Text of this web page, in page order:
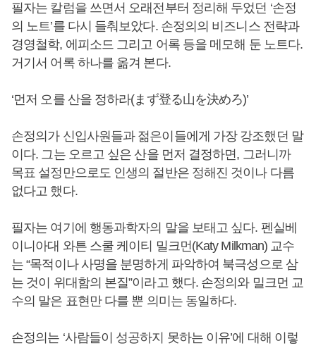
필자는 칼럼을 쓰면서 오래전부터 정리해 두었던 ‘손정
의 노트’를 다시 들춰보았다. 손정의의 비즈니스 전략과
경영철학, 에피소드 그리고 어록 등을 메모해 둔 노트다.
거기서 어록 하나를 옮겨 본다.
‘먼저 오를 산을 정하라(まず登る山を決めろ)’
손정의가 신입사원들과 젊은이들에게 가장 강조했던 말
이다. 그는 오르고 싶은 산을 먼저 결정하면, 그러니까
목표 설정만으로도 인생의 절반은 정해진 것이나 다름
없다고 했다.
필자는 여기에 행동과학자의 말을 보태고 싶다. 펜실베
이니아대 와튼 스쿨 케이티 밀크먼(Katy Milkman) 교수
는 “목적이나 사명을 분명하게 파악하여 북극성으로 삼
는 것이 위대함의 본질”이라고 했다. 손정의와 밀크먼 교
수의 말은 표현만 다를 뿐 의미는 동일하다.
손정의는 ‘사람들이 성공하지 못하는 이유’에 대해 이렇